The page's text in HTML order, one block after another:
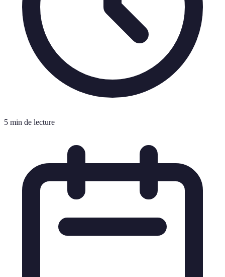
5 min de lecture